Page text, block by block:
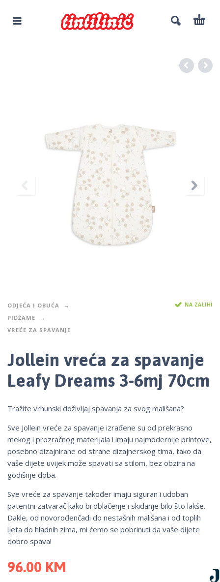
ODJEĆA I OBUĆA
PIDŽAME
VREĆE ZA SPAVANJE
NA ZALIHI
Jollein vreća za spavanje
Leafy Dreams 3-6mj 70cm
Tražite vrhunski doživljaj spavanja za svog mališana?
Sve Jollein vreće za spavanje izrađene su od prekrasno
mekog i prozračnog materijala i imaju najmodernije printove,
posebno dizajnirane od strane dizajnerskog tima, tako da
vaše dijete uvijek može spavati sa stilom, bez obzira na
godišnje doba.
Sve vreće za spavanje također imaju siguran i udoban
patentni zatvarač kako bi oblačenje i skidanje bilo što lakše.
Dakle, od novorođenčadi do nestašnih mališana i od toplih
ljeta do hladnih zima, mi ćemo se pobrinuti da vaše dijete
dobro spava!
96.00 KM